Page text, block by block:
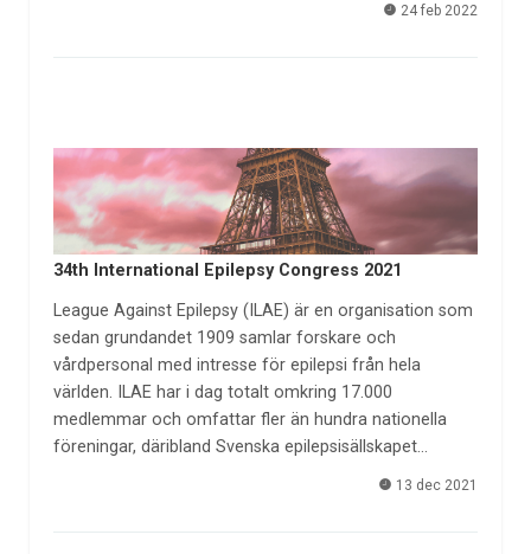
24 feb 2022
34th International Epilepsy Congress 2021
League Against Epilepsy (ILAE) är en organisation som
sedan grundandet 1909 samlar forskare och
vårdpersonal med intresse för epilepsi från hela
världen. ILAE har i dag totalt omkring 17.000
medlemmar och omfattar fler än hundra nationella
föreningar, däribland Svenska epilepsisällskapet…
13 dec 2021